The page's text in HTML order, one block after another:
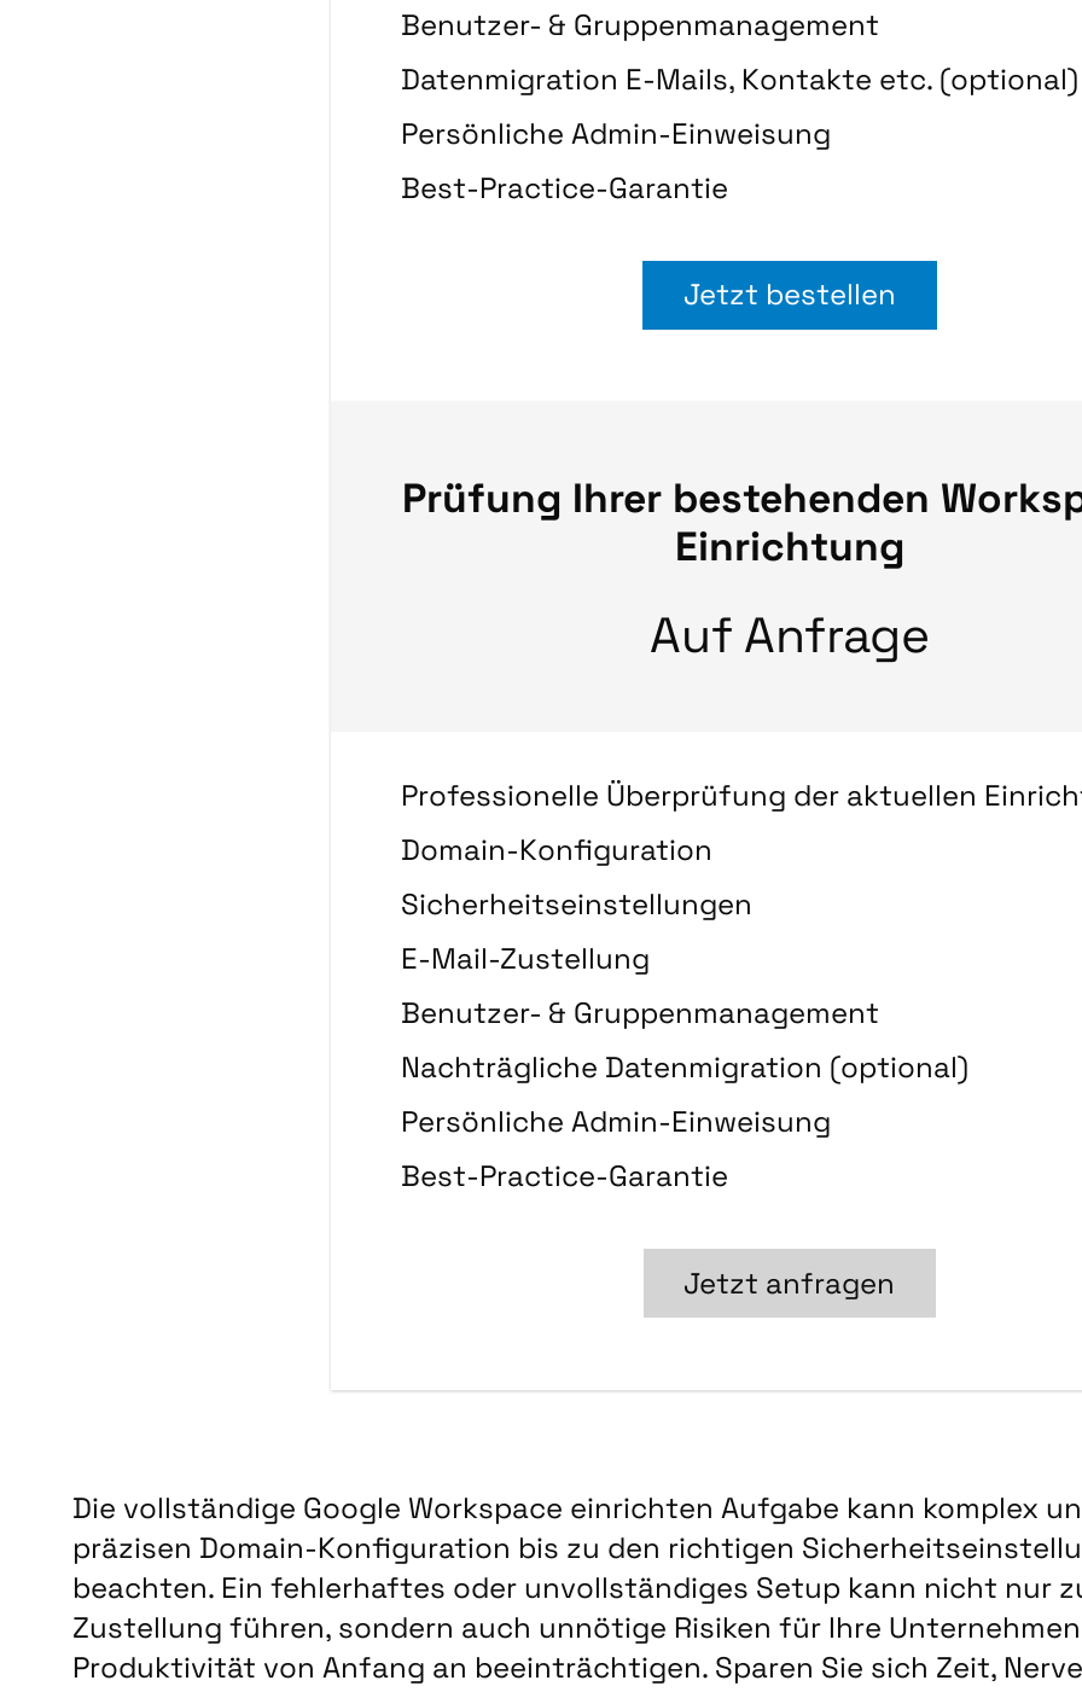
Benutzer- & Gruppenmanagement
Datenmigration E-Mails, Kontakte etc. (optional)
Persönliche Admin-Einweisung
Best-Practice-Garantie
Jetzt bestellen
Prüfung Ihrer bestehenden
Einrichtung
Auf Anfrage
Professionelle Überprüfung der aktuellen
Domain-Konfiguration
Sicherheitseinstellungen
E-Mail-Zustellung
Benutzer- & Gruppenmanagement
Nachträgliche Datenmigration (optional)
Persönliche Admin-Einweisung
Best-Practice-Garantie
Jetzt anfragen
Die vollständige Google Workspace einrichten Aufgabe kann komplex
präzisen Domain-Konfiguration bis zu den richtigen
beachten. Ein fehlerhaftes oder unvollständiges Setup kann nicht nur
Zustellung führen, sondern auch unnötige Risiken für Ihre
Produktivität von Anfang an beeinträchtigen. Sparen Sie sich Zeit,